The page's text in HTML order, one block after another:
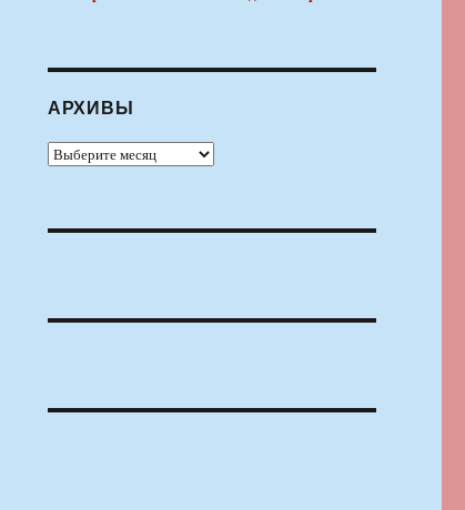
АРХИВЫ
Архивы